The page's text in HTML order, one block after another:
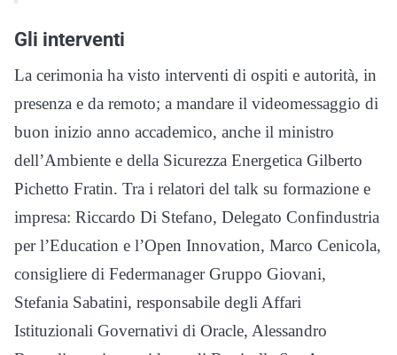
Gli interventi
La cerimonia ha visto interventi di ospiti e autorità, in
presenza e da remoto; a mandare il videomessaggio di
buon inizio anno accademico, anche il ministro
dell’Ambiente e della Sicurezza Energetica Gilberto
Pichetto Fratin. Tra i relatori del talk su formazione e
impresa: Riccardo Di Stefano, Delegato Confindustria
per l’Education e l’Open Innovation, Marco Cenicola,
consigliere di Federmanager Gruppo Giovani,
Stefania Sabatini, responsabile degli Affari
Istituzionali Governativi di Oracle, Alessandro